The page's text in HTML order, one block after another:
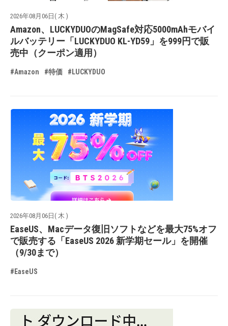
2026年08月06日( 木 )
Amazon、LUCKYDUOのMagSafe対応5000mAhモバイ
ルバッテリー「LUCKYDUO KL-YD59」を999円で販
売中（クーポン適用）
#Amazon #特価 #LUCKYDUO
2026年08月06日( 木 )
EaseUS、Macデータ復旧ソフトなどを最大75%オフ
で販売する「EaseUS 2026 新学期セール」を開催
（9/30まで）
#EaseUS